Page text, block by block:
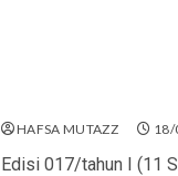
HAFSA MUTAZZ 18/
Edisi 017/tahun I (11